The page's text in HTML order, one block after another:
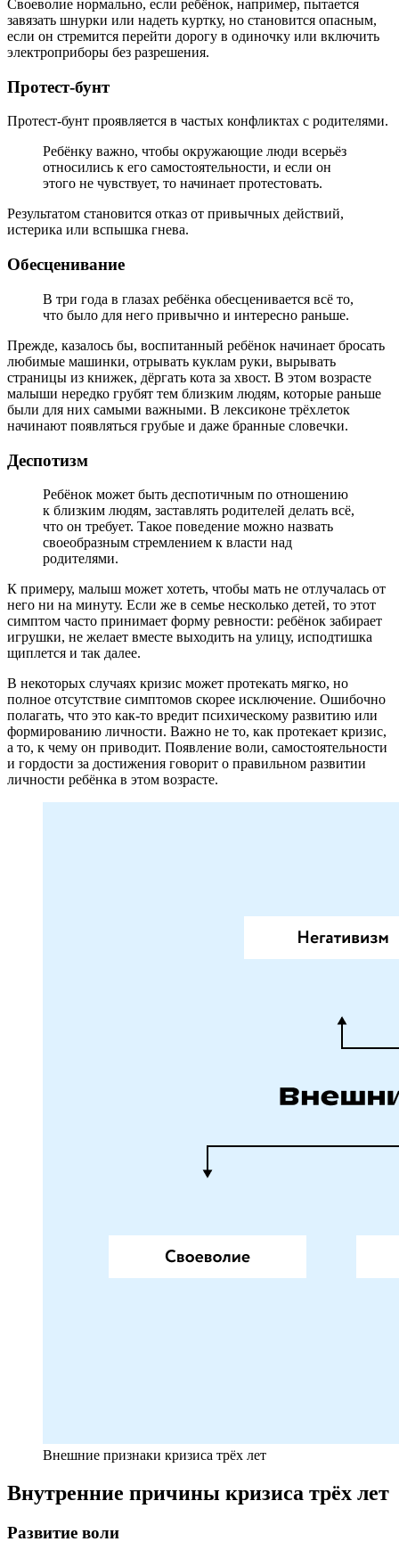
Своеволие нормально, если ребёнок, например, пытается
завязать шнурки или надеть куртку, но становится опасным,
если он стремится перейти дорогу в одиночку или включить
электроприборы без разрешения.
Протест-бунт
Протест-бунт проявляется в частых конфликтах с родителями.
Ребёнку важно, чтобы окружающие люди всерьёз
относились к его самостоятельности, и если он
этого не чувствует, то начинает протестовать.
Результатом становится отказ от привычных действий,
истерика или вспышка гнева.
Обесценивание
В три года в глазах ребёнка обесценивается всё то,
что было для него привычно и интересно раньше.
Прежде, казалось бы, воспитанный ребёнок начинает бросать
любимые машинки, отрывать куклам руки, вырывать
страницы из книжек, дёргать кота за хвост. В этом возрасте
малыши нередко грубят тем близким людям, которые раньше
были для них самыми важными. В лексиконе трёхлеток
начинают появляться грубые и даже бранные словечки.
Деспотизм
Ребёнок может быть деспотичным по отношению
к близким людям, заставлять родителей делать всё,
что он требует. Такое поведение можно назвать
своеобразным стремлением к власти над
родителями.
К примеру, малыш может хотеть, чтобы мать не отлучалась от
него ни на минуту. Если же в семье несколько детей, то этот
симптом часто принимает форму ревности: ребёнок забирает
игрушки, не желает вместе выходить на улицу, исподтишка
щиплется и так далее.
В некоторых случаях кризис может протекать мягко, но
полное отсутствие симптомов скорее исключение. Ошибочно
полагать, что это как-то вредит психическому развитию или
формированию личности. Важно не то, как протекает кризис,
а то, к чему он приводит. Появление воли, самостоятельности
и гордости за достижения говорит о правильном развитии
личности ребёнка в этом возрасте.
Внешние признаки кризиса трёх лет
Внутренние причины кризиса трёх лет
Развитие воли